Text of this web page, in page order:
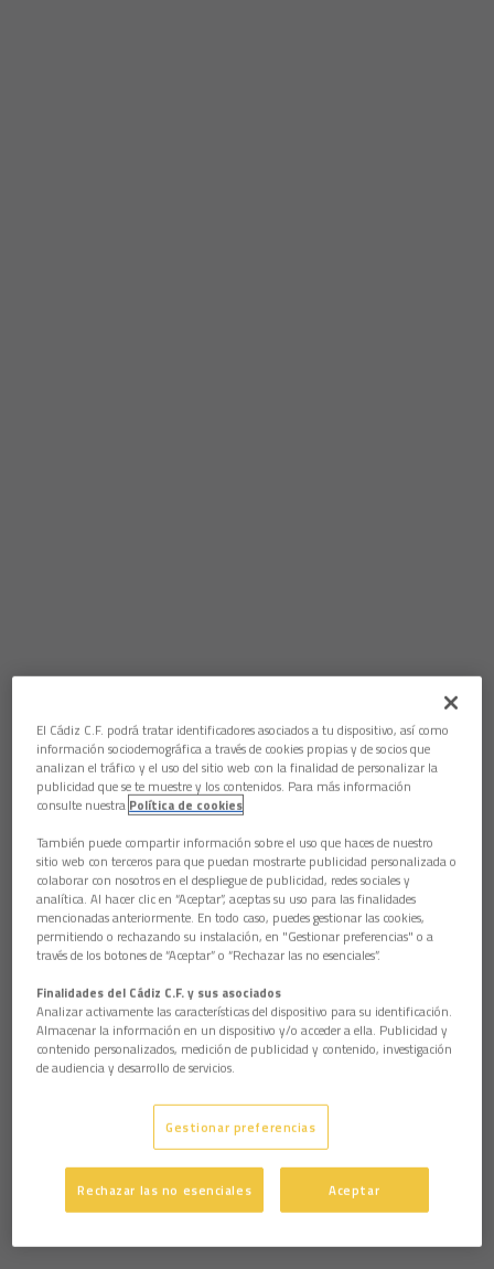
El Cádiz C.F. podrá tratar identificadores asociados a tu dispositivo, así como
información sociodemográfica a través de cookies propias y de socios que
analizan el tráfico y el uso del sitio web con la finalidad de personalizar la
publicidad que se te muestre y los contenidos. Para más información
consulte nuestra Política de cookies
También puede compartir información sobre el uso que haces de nuestro
sitio web con terceros para que puedan mostrarte publicidad personalizada o
colaborar con nosotros en el despliegue de publicidad, redes sociales y
analítica. Al hacer clic en “Aceptar”, aceptas su uso para las finalidades
mencionadas anteriormente. En todo caso, puedes gestionar las cookies,
permitiendo o rechazando su instalación, en "Gestionar preferencias" o a
través de los botones de “Aceptar” o “Rechazar las no esenciales”.
Finalidades del Cádiz C.F. y sus asociados
Analizar activamente las características del dispositivo para su identificación.
Almacenar la información en un dispositivo y/o acceder a ella. Publicidad y
contenido personalizados, medición de publicidad y contenido, investigación
de audiencia y desarrollo de servicios.
Gestionar preferencias
Rechazar las no esenciales Aceptar